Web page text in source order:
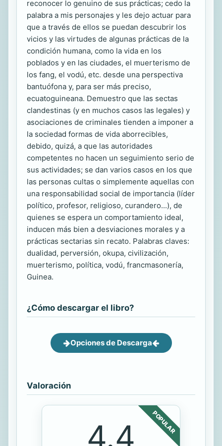
reconocer lo genuino de sus prácticas; cedo la
palabra a mis personajes y les dejo actuar para
que a través de ellos se puedan descubrir los
vicios y las virtudes de algunas prácticas de la
condición humana, como la vida en los
poblados y en las ciudades, el muerterismo de
los fang, el vodú, etc. desde una perspectiva
bantuófona y, para ser más preciso,
ecuatoguineana. Demuestro que las sectas
clandestinas (y en muchos casos las legales) y
asociaciones de criminales tienden a imponer a
la sociedad formas de vida aborrecibles,
debido, quizá, a que las autoridades
competentes no hacen un seguimiento serio de
sus actividades; se dan varios casos en los que
las personas cultas o simplemente aquellas con
una responsabilidad social de importancia (líder
político, profesor, religioso, curandero...), de
quienes se espera un comportamiento ideal,
inducen más bien a desviaciones morales y a
prácticas sectarias sin recato. Palabras claves:
dualidad, perversión, okupa, civilización,
muerterismo, política, vodú, francmasonería,
Guinea.
¿Cómo descargar el libro?
Opciones de Descarga
Valoración
POPULAR
4.4